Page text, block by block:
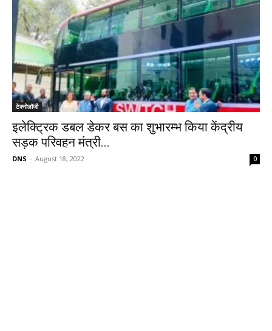
टेक्नोलॉजी
इलेक्ट्रिक डबल डेकर बस का शुभारम्भ किया केंद्रीय
सड़क परिवहन मंत्री...
DNS - August 18, 2022 0